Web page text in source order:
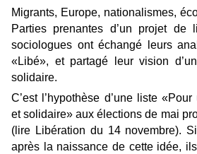
Migrants, Europe, nationalismes,
Parties prenantes d’un projet de
sociologues ont échangé leurs
«Libé», et partagé leur vision
solidaire.
C’est l’hypothèse d’une liste
et solidaire» aux élections de mai
(lire Libération du 14 novembre).
après la naissance de cette idée,